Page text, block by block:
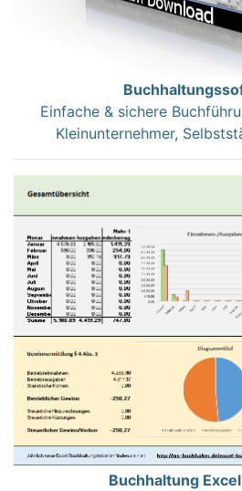
Einfache & sichere
Kleinunternehmer,
Buchhaltung